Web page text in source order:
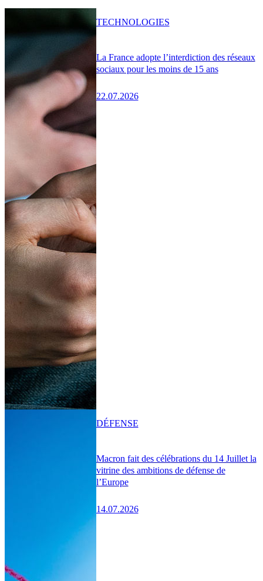
La France adopte l’interdiction des réseaux
sociaux pour les moins de 15 ans
22.07.2026
TECHNOLOGIES
Macron fait des célébrations du 14 Juillet la
vitrine des ambitions de défense de
l’Europe
14.07.2026
DÉFENSE